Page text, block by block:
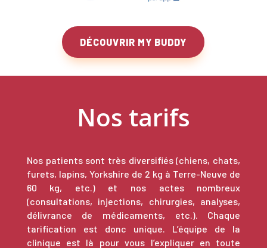
DÉCOUVRIR MY BUDDY
Nos tarifs
Nos patients sont très diversifiés (chiens, chats,
furets, lapins, Yorkshire de 2 kg à Terre-Neuve de
60 kg, etc.) et nos actes nombreux
(consultations, injections, chirurgies, analyses,
délivrance de médicaments, etc.). Chaque
tarification est donc unique. L’équipe de la
clinique est là pour vous l’expliquer en toute